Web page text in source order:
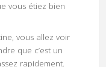
vous étiez bien
vous allez voir
que c’est un
rapidement.